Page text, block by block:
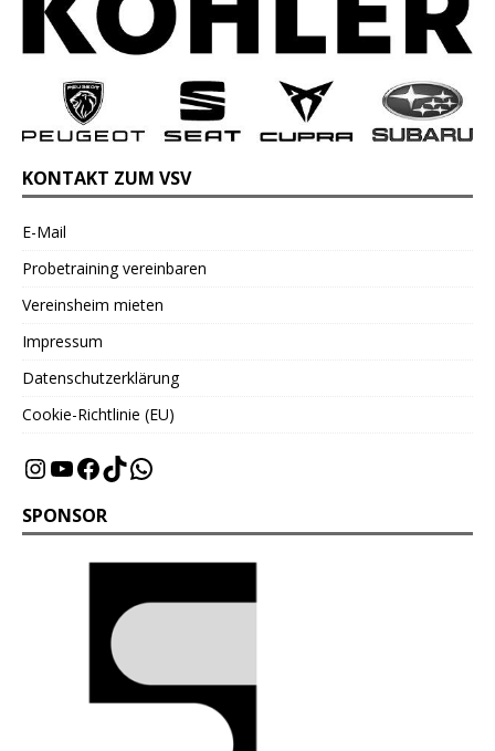
KONTAKT ZUM VSV
E-Mail
Probetraining vereinbaren
Vereinsheim mieten
Impressum
Datenschutzerklärung
Cookie-Richtlinie (EU)
SPONSOR